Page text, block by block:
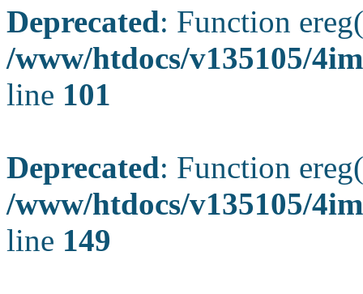
Deprecated: Function
/www/htdocs/v135105/
line 101
Deprecated: Function
/www/htdocs/v135105/
line 149